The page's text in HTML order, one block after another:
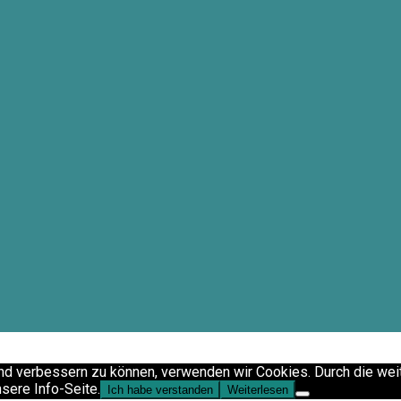
verbessern zu können, verwenden wir Cookies. Durch die
Info-Seite.
Ich habe verstanden Weiterlesen